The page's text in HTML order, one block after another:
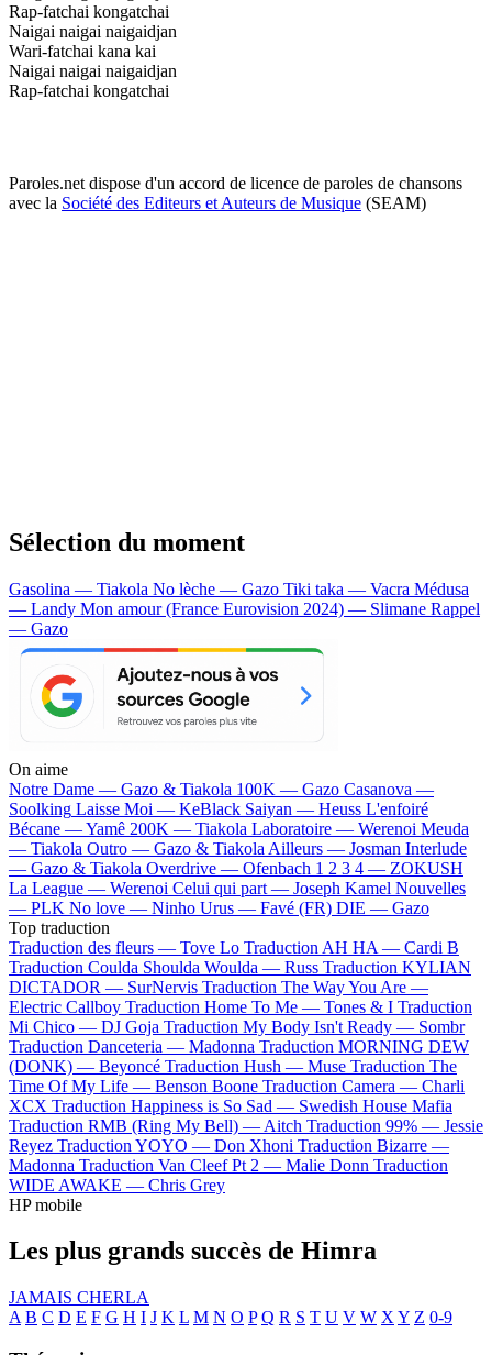
Rap-fatchai kongatchai
Naigai naigai naigaidjan
Wari-fatchai kana kai
Naigai naigai naigaidjan
Rap-fatchai kongatchai
Paroles.net dispose d'un accord de licence de paroles de chansons
avec la Société des Editeurs et Auteurs de Musique (SEAM)
Sélection du moment
Gasolina — Tiakola No lèche — Gazo Tiki taka — Vacra Médusa
— Landy Mon amour (France Eurovision 2024) — Slimane Rappel
— Gazo
On aime
Notre Dame — Gazo & Tiakola 100K — Gazo Casanova —
Soolking Laisse Moi — KeBlack Saiyan — Heuss L'enfoiré
Bécane —Yamê 200K — Tiakola Laboratoire — Werenoi Meuda
— Tiakola Outro — Gazo & Tiakola Ailleurs — Josman Interlude
— Gazo & Tiakola Overdrive — Ofenbach 1 2 3 4 — ZOKUSH
La League — Werenoi Celui qui part — Joseph Kamel Nouvelles
— PLK No love — Ninho Urus — Favé (FR) DIE — Gazo
Top traduction
Traduction des fleurs — Tove Lo Traduction AH HA — Cardi B
Traduction Coulda Shoulda Woulda — Russ Traduction KYLIAN
DICTADOR — SurNervis Traduction The Way You Are —
Electric Callboy Traduction Home To Me — Tones & I Traduction
Mi Chico — DJ Goja Traduction My Body Isn't Ready — Sombr
Traduction Danceteria — Madonna Traduction MORNING DEW
(DONK) — Beyoncé Traduction Hush — Muse Traduction The
Time Of My Life — Benson Boone Traduction Camera — Charli
XCX Traduction Happiness is So Sad — Swedish House Mafia
Traduction RMB (Ring My Bell) — Aitch Traduction 99% — Jessie
Reyez Traduction YOYO — Don Xhoni Traduction Bizarre —
Madonna Traduction Van Cleef Pt 2 — Malie Donn Traduction
WIDE AWAKE — Chris Grey
HP mobile
Les plus grands succès de Himra
JAMAIS CHERLA
A B C D E F G H I J K L M N O P Q R S T U V W X Y Z 0-9